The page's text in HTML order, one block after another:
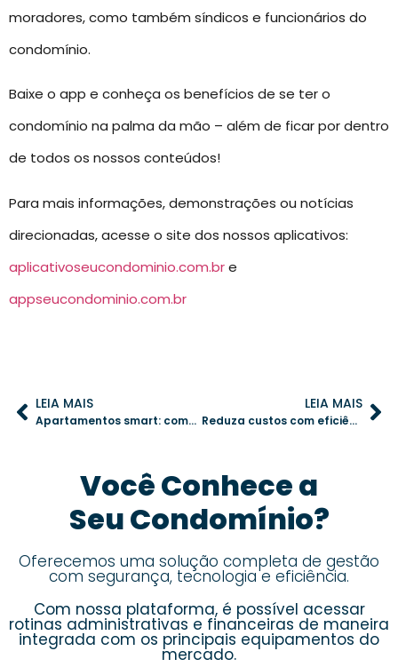
moradores, como também síndicos e funcionários do
condomínio.
Baixe o app e conheça os benefícios de se ter o
condomínio na palma da mão – além de ficar por dentro
de todos os nossos conteúdos!
Para mais informações, demonstrações ou notícias
direcionadas, acesse o site dos nossos aplicativos:
aplicativoseucondominio.com.bre
appseucondominio.com.br
LEIA MAIS
Apartamentos smart: como simplificar a gestão condominial com tecnologia
LEIA MAIS
Reduza custos com eficiência: o poder da revisão de contratos condominiais
Você Conhece a
Seu Condomínio?
Oferecemos uma solução completa de gestão
com segurança, tecnologia e eficiência.
Com nossa plataforma, é possível acessar
rotinas administrativas e financeiras de maneira
integrada com os principais equipamentos do
mercado.